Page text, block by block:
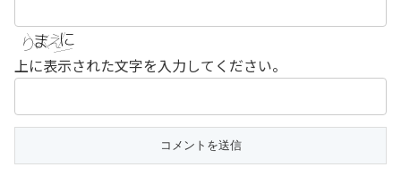
上に表示された文字を入力してください。